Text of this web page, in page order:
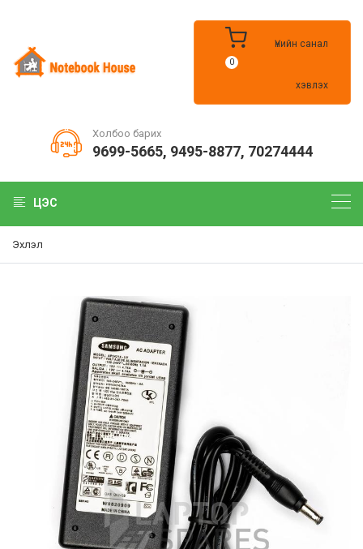
Холбоо барих
9699-5665, 9495-8877, 70274444
Үнийн санал
хэвлэх
0
ЦЭС
Эхлэл